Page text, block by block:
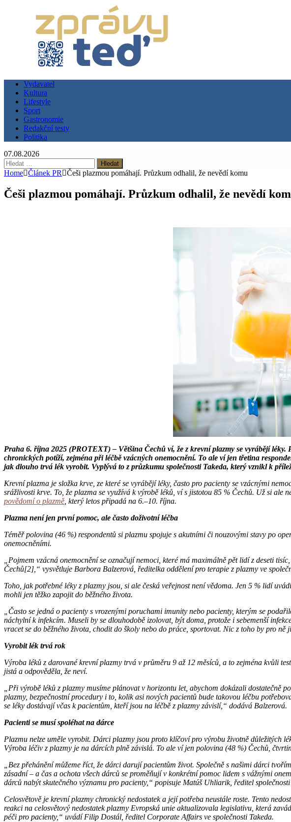
Vydavatel
Kultura
Lifestyle
Sport
Gastronomie
Redakční testy
Politika
07.08.2026
Vyhledávání
Home Článek PR Češi plazmou pomáhají. Průzkum odhalil, že nevědí komu
Češi plazmou pomáhají. Průzkum odhalil, že nevědí
Praha 6. října 2025 (PROTEXT) – Většina Čechů ví, že z krevní plazmy se vyrábějí
chronických potíží, zejména při léčbě vzácných onemocnění. To ale ví jen třetina
jak dlouho trvá lék vyrobit. Vyplývá to z průzkumu společnosti Takeda, který vznikl k
Krevní plazma je složka krve, ze které se vyrábějí léky, často pro pacienty se vzácnými
srážlivosti krve. To, že plazma se využívá k výrobě léků, ví s jistotou 85 % Čechů. Už si
povědomí o plazmě , který letos připadá na 6.–10. října.
Plazma není jen první pomoc, ale často doživotní léčba
Téměř polovina (46 %) respondentů si plazmu spojuje s akutními či nouzovými stavy po
onemocněními.
„Pojmem vzácná onemocnění se označují nemoci, které má maximálně pět lidí z deseti
Čechů[2],“ vysvětluje Barbora Balzerová, ředitelka oddělení pro terapie z plazmy ve
Toho, jak potřebné léky z plazmy jsou, si ale česká veřejnost není vědoma. Jen 5 % lidí
mohli jen těžko zapojit do běžného života.
„Často se jedná o pacienty s vrozenými poruchami imunity nebo pacienty, kterým se
náchylní k infekcím. Museli by se dlouhodobě izolovat, být doma, protože i sebemenší
vracet se do běžného života, chodit do školy nebo do práce, sportovat. Nic z toho by pro ně
Vyrobit lék trvá rok
Výroba léků z darované krevní plazmy trvá v průměru 9 až 12 měsíců, a to zejména kvůli
jistá a odpověděla, že neví.
„Při výrobě léků z plazmy musíme plánovat v horizontu let, abychom dokázali
plazmy, bezpečnostní procedury i to, kolik asi nových pacientů bude takovou léčbu
se léky dostávají včas k pacientům, kteří jsou na léčbě z plazmy závislí,“ dodává Balzerová.
Pacienti se musí spoléhat na dárce
Plazmu nelze uměle vyrobit. Dárci plazmy jsou proto klíčoví pro výrobu životně důležitých
Výroba léčiv z plazmy je na dárcích plně závislá. To ale ví jen polovina (48 %) Čechů,
„Bez přehánění můžeme říct, že dárci darují pacientům život. Společně s našimi dárci
zásadní – a čas a ochota všech dárců se proměňují v konkrétní pomoc lidem s vážnými
dárců nabýt skutečného významu pro pacienty,“ popisuje Matúš Uhliarik, ředitel
Celosvětově je krevní plazmy chronický nedostatek a její potřeba neustále roste. Tento
reakci na celosvětový nedostatek plazmy Evropská unie aktualizovala legislativu, která
péči pro pacienty,“ uvádí Filip Dostál, ředitel Corporate Affairs ve společnosti Takeda.